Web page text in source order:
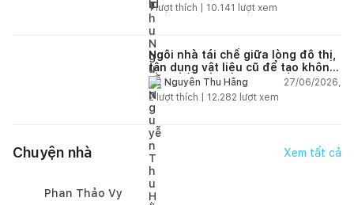
1lượt thích | 10.141 lượt xem
Ngôi nhà tái chế giữa lòng đô thị,
tận dụng vật liệu cũ để tạo không
gian sống linh hoạt
Nguyễn Thu Hằng
27/06/2026,
2lượt thích | 12.282 lượt xem
Chuyện nhà Xem tất cả
Phan Thảo Vy